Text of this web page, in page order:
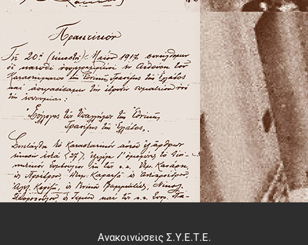
Ανακοινώσεις Σ.Υ.Ε.Τ.Ε.